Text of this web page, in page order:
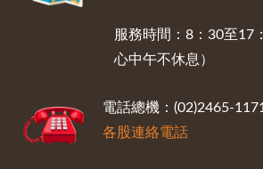
服務時間：8：30至17
心中午不休息）
電話總機：(02)2465-1171
各股連絡電話